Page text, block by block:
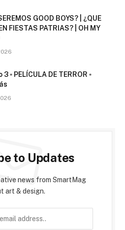
GOOD BOYS? | ¿QUE
FIESTAS PATRIAS? | OH MY
▫️ PELÍCULA DE TERROR ▫️
to Updates
news from SmartMag
art & design.